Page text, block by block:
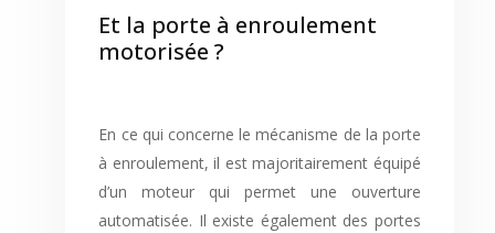
Et la porte à enroulement
motorisée ?
En ce qui concerne le mécanisme de la porte
à enroulement, il est majoritairement équipé
d’un moteur qui permet une ouverture
automatisée. Il existe également des portes